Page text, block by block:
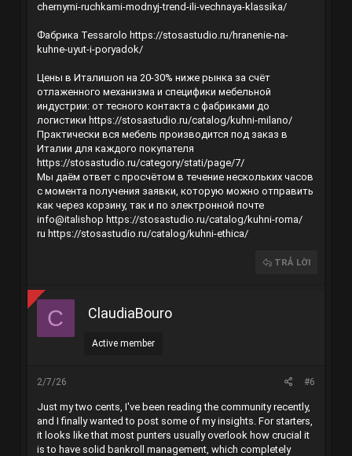
chernymi-ruchkami-modnyj-trend-ili-vechnaya-klassika/
Фабрика Tessarolo https://stosastudio.ru/hranenie-na-
kuhne-uyut-i-poryadok/
Цены в Италишоп на 20-30% ниже рынка за счёт
отлаженного механизма и специфики мебельной
индустрии: от тесного контакта с фабриками до
логистики https://stosastudio.ru/catalog/kuhni-milano/
Практически вся мебель производится под заказ в
Италии для каждого покупателя
https://stosastudio.ru/category/stati/page/7/
Мы даём ответ с просчётом в течение нескольких часов
с момента получения заявки, которую можно отправить
как через корзину, так и по электронной почте
info@italishop https://stosastudio.ru/catalog/kuhni-roma/
ru https://stosastudio.ru/catalog/kuhni-ethica/
TRẢ LỜI
C ClaudiaBouro
Active member
2/7/26 #6
Just my two cents, I've been reading the community recently,
and I finally wanted to post some of my insights. For starters,
it looks like that most punters usually overlook how crucial it
is to have solid bankroll management, which completely